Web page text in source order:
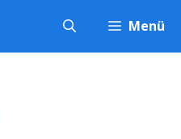
Menü